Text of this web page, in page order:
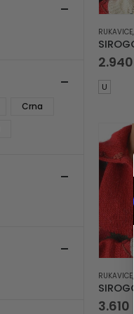
RUKAVICE,
2.940
U
RUKAVICE,
3.610
Crna